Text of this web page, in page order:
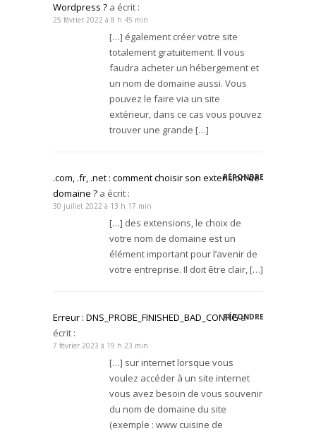
Wordpress ? a écrit :
25 février 2022 à 8 h 45 min
[…] également créer votre site
totalement gratuitement. Il vous
faudra acheter un hébergement et
un nom de domaine aussi. Vous
pouvez le faire via un site
extérieur, dans ce cas vous pouvez
trouver une grande […]
.com, .fr, .net : comment choisir son extension de
domaine ? a écrit :
RÉPONDRE
30 juillet 2022 à 13 h 17 min
[…] des extensions, le choix de
votre nom de domaine est un
élément important pour l’avenir de
votre entreprise. Il doit être clair, […]
Erreur : DNS_PROBE_FINISHED_BAD_CONFIGa
écrit :
RÉPONDRE
7 février 2023 à 19 h 23 min
[…] sur internet lorsque vous
voulez accéder à un site internet
vous avez besoin de vous souvenir
du nom de domaine du site
(exemple : www cuisine de